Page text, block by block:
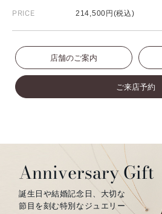
PRICE 214,500円(税込)
店舗のご案内
ご来店予約
Anniversary Gift
誕生日や結婚記念日、大切な
節目を刻む特別なジュエリー